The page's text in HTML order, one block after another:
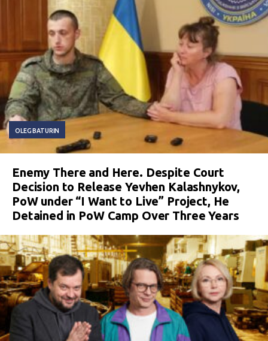
OLEG BATURIN
Enemy There and Here. Despite Court
Decision to Release Yevhen Kalashnykov,
PoW under “I Want to Live” Project, He
Detained in PoW Camp Over Three Years